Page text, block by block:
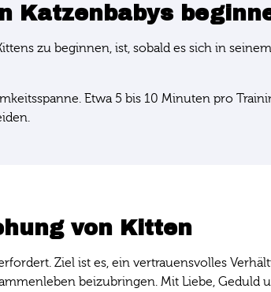
Katzenbabys
zu beginnen, ist, sobald es sich in
Etwa 5 bis 10 Minuten pro
von Kitten
Ziel ist es, ein vertrauensvolles
beizubringen. Mit Liebe, Geduld